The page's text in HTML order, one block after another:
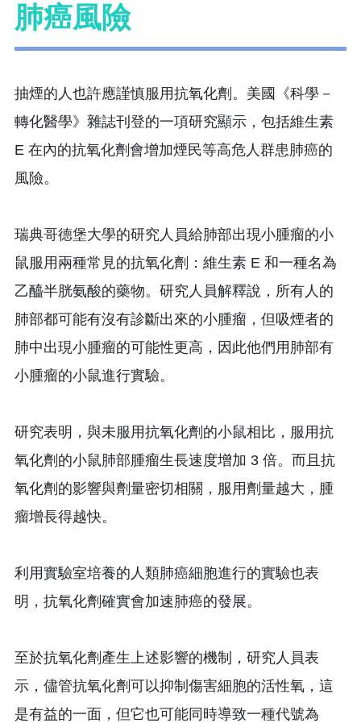
肺癌風險
抽煙的人也許應謹慎服用抗氧化劑。美國《科學－
轉化醫學》雜誌刊登的一項研究顯示，包括維生素
E 在內的抗氧化劑會增加煙民等高危人群患肺癌的
風險。
瑞典哥德堡大學的研究人員給肺部出現小腫瘤的小
鼠服用兩種常見的抗氧化劑：維生素 E 和一種名為
乙醯半胱氨酸的藥物。研究人員解釋說，所有人的
肺部都可能有沒有診斷出來的小腫瘤，但吸煙者的
肺中出現小腫瘤的可能性更高，因此他們用肺部有
小腫瘤的小鼠進行實驗。
研究表明，與未服用抗氧化劑的小鼠相比，服用抗
氧化劑的小鼠肺部腫瘤生長速度增加 3 倍。而且抗
氧化劑的影響與劑量密切相關，服用劑量越大，腫
瘤增長得越快。
利用實驗室培養的人類肺癌細胞進行的實驗也表
明，抗氧化劑確實會加速肺癌的發展。
至於抗氧化劑產生上述影響的機制，研究人員表
示，儘管抗氧化劑可以抑制傷害細胞的活性氧，這
是有益的一面，但它也可能同時導致一種代號為